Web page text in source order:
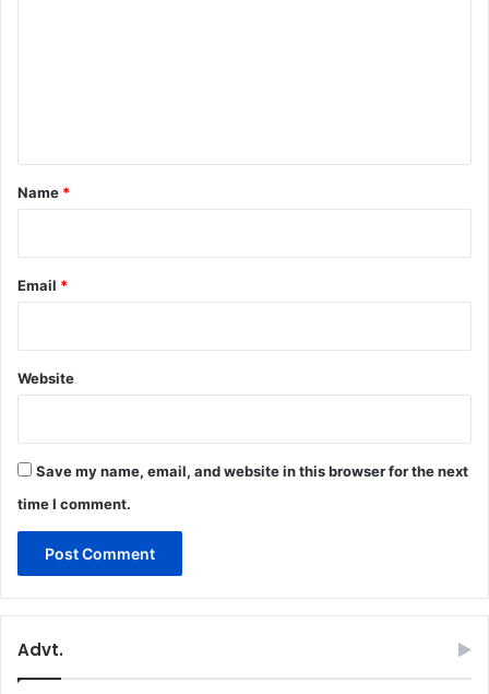
*
Name *
Email *
Website
Save my name, email, and website in this browser for the next
time I comment.
Advt.